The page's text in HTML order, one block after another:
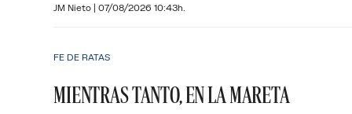
JM Nieto | 07/08/2026 10:43h.
FE DE RATAS
MIENTRAS TANTO, EN LA MARETA